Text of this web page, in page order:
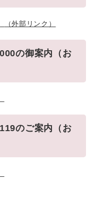
（外部リンク）
の御案内（お
のご案内（お